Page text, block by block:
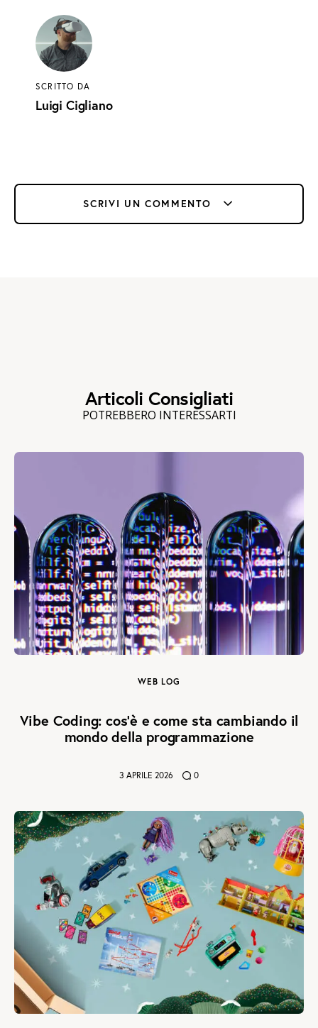
SCRITTO DA
Luigi Cigliano
SCRIVI UN COMMENTO
Articoli Consigliati
POTREBBERO INTERESSARTI
WEB LOG
Vibe Coding: cos’è e come sta cambiando il
mondo della programmazione
3 APRILE 2026 0